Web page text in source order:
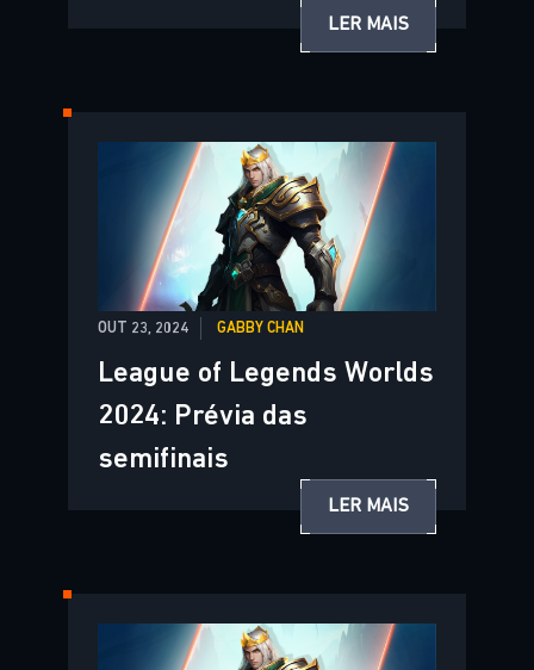
LER MAIS
OUT 23, 2024 GABBY CHAN
League of Legends Worlds
2024: Prévia das
semifinais
LER MAIS